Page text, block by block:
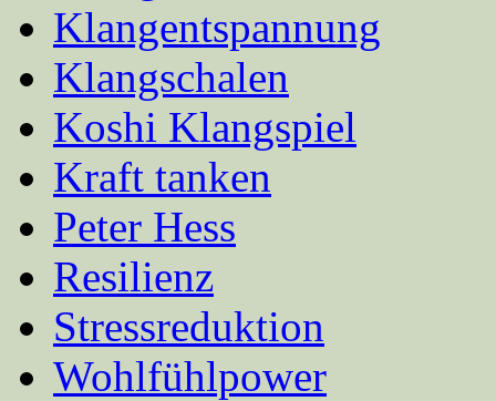
Klangentspannung
Klangschalen
Koshi Klangspiel
Kraft tanken
Peter Hess
Resilienz
Stressreduktion
Wohlfühlpower